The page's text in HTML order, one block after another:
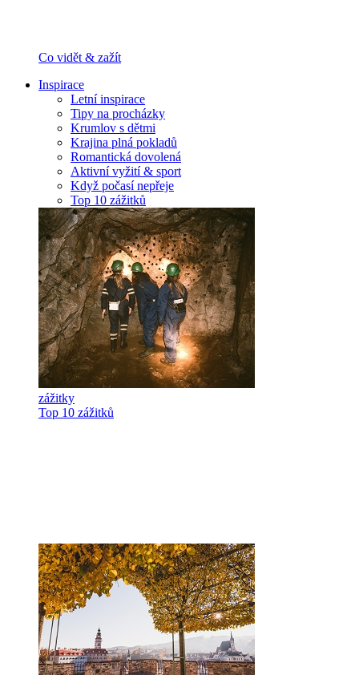
Co vidět & zažít
Inspirace
Letní inspirace
Tipy na procházky
Krumlov s dětmi
Krajina plná pokladů
Romantická dovolená
Aktivní vyžití & sport
Když počasí nepřeje
Top 10 zážitků
zážitky
Top 10 zážitků